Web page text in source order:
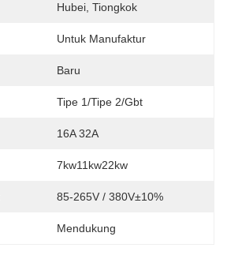
Hubei, Tiongkok
Untuk Manufaktur
Baru
Tipe 1/tipe 2/gbt
16A 32A
7kw11kw22kw
85-265V / 380V±10%
Mendukung